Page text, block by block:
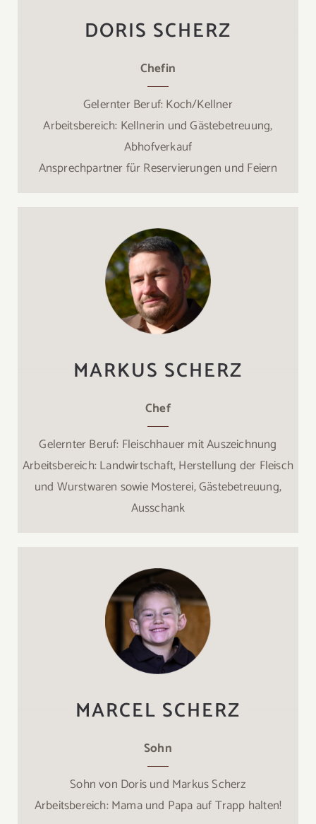
DORIS SCHERZ
Chefin
Gelernter Beruf: Koch/Kellner
Arbeitsbereich: Kellnerin und Gästebetreuung,
Abhofverkauf
Ansprechpartner für Reservierungen und Feiern
MARKUS SCHERZ
Chef
Gelernter Beruf: Fleischhauer mit Auszeichnung
Arbeitsbereich: Landwirtschaft, Herstellung der Fleisch
und Wurstwaren sowie Mosterei, Gästebetreuung,
Ausschank
MARCEL SCHERZ
Sohn
Sohn von Doris und Markus Scherz
Arbeitsbereich: Mama und Papa auf Trapp halten!